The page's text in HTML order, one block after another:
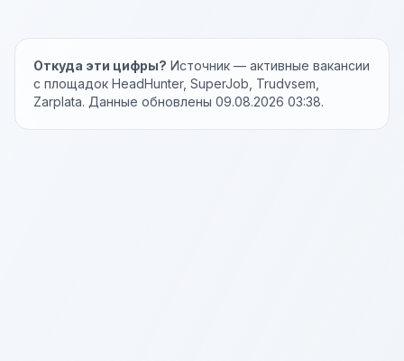
Откуда эти цифры? Источник — активные вакансии
с площадок HeadHunter, SuperJob, Trudvsem,
Zarplata. Данные обновлены 09.08.2026 03:38.